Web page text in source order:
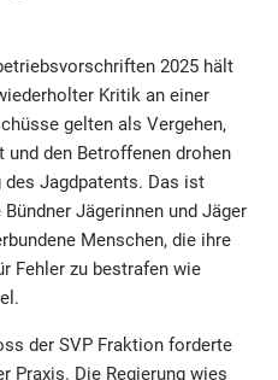
2025 hält
Kritik an einer
gelten als Vergehen,
den Betroffenen drohen
des Jagdpatents. Das ist
Jägerinnen und Jäger
Menschen, die ihre
Fehler zu bestrafen wie
der SVP Fraktion forderte
Praxis. Die Regierung wies